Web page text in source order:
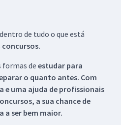
de tudo o que está
concursos.
formas de estudar para
o quanto antes. Com
e uma ajuda de profissionais
a sua chance de
a ser bem maior.